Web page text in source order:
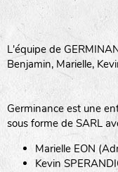
L'équipe de
Benjamin, Marielle,
Germinance est une
sous forme de SARL
Marielle EON
Kevin